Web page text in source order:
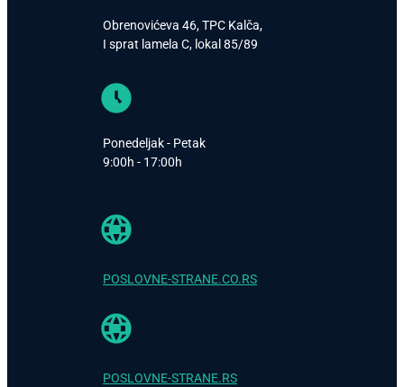
Obrenovićeva 46, TPC Kalča,
I sprat lamela C, lokal 85/89
Ponedeljak - Petak
9:00h - 17:00h
POSLOVNE-STRANE.CO.RS
POSLOVNE-STRANE.RS